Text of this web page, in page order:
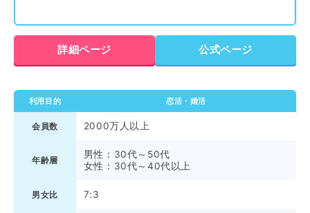
詳細ページ 公式ページ
利用目的 恋活・婚活
会員数 2000万人以上
年齢層
男性：30代～50代
女性：30代～40代以上
男女比 7:3